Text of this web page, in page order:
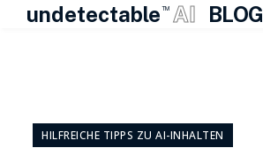
undetectable TM AI BLOG
springenHILFREICHE TIPPS ZU AI-INHALTEN